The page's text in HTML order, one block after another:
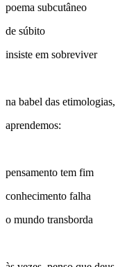
poema subcutâneo
de súbito
insiste em sobreviver
na babel das etimologias,
aprendemos:
pensamento tem fim
conhecimento falha
o mundo transborda